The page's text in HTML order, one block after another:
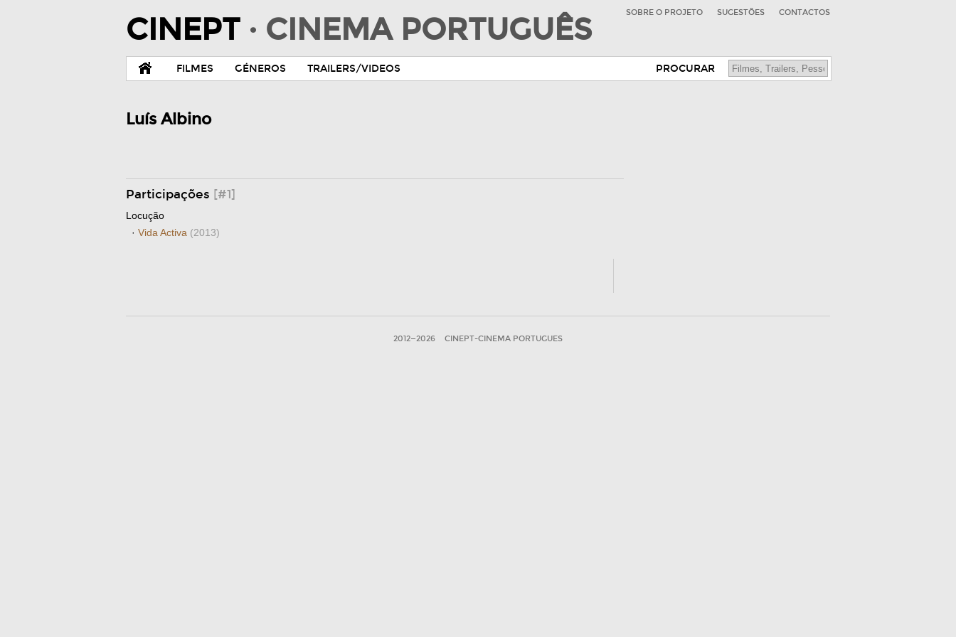
CINEPT · CINEMA PORTUGUÊS SOBRE O PROJETO SUGESTÕES CONTACTOS
FILMES GÉNEROS TRAILERS/VIDEOS PROCURAR
Luís Albino
Participações [#1]
Locução
· Vida Activa (2013)
2012—2026 CINEPT-CINEMA PORTUGUES